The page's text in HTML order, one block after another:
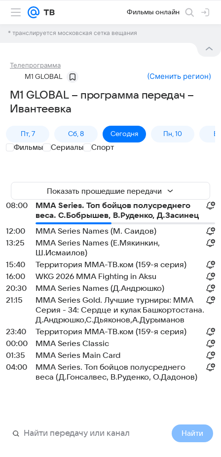
Фильмы онлайн
* транслируется московская сетка вещания
Телепрограмма
M1 GLOBAL (Сменить регион)
M1 GLOBAL – программа передач –
Ивантеевка
Пт, 7 Сб, 8 Сегодня Пн, 10
Фильмы Сериалы Спорт
Показать прошедшие передачи
08:00
MMA Series. Топ бойцов полусреднего
веса. С.Бобрышев, В.Руденко, Д.Засинец
12:00
MMA Series Names (М. Саидов)
13:25
MMA Series Names (Е.Мякинкин,
Ш.Исмаилов)
15:40
Территория ММА-ТВ.ком (159-я серия)
16:00
WKG 2026 ММА Fighting in Aksu
20:30
MMA Series Names (Д.Андрюшко)
21:15
MMA Series Gold. Лучшие турниры: ММА
Серия - 34: Сердце и кулак Башкортостана.
Д.Андрюшко,С.Дьяконов,А.Дурыманов
23:40
Территория ММА-ТВ.ком (159-я серия)
00:00
MMA Series Classic
01:35
MMA Series Main Card
04:00
MMA Series. Топ бойцов полусреднего
веса (Д.Гонсалвес, В.Руденко, О.Дадонов)
Найти